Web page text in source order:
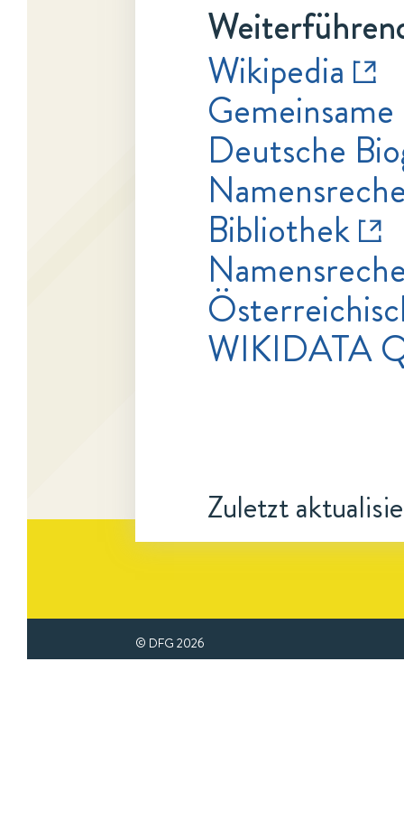
Wikipedia
Deutsche
Bibliothek
WIKIDATA
Zuletzt
© DFG 2026